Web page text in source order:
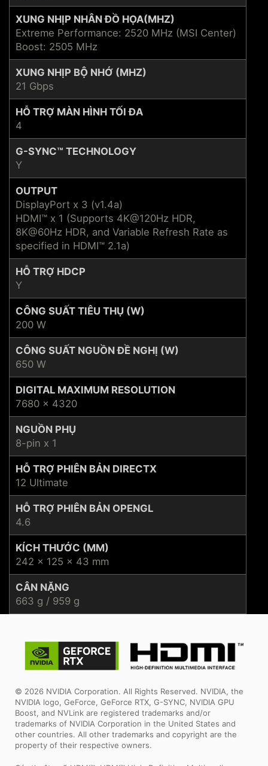
XUNG NHỊP NHÂN ĐỒ HỌA(MHZ)
Extreme Performance: 2520 MHz (MSI Center)
Boost: 2505 MHz
XUNG NHỊP BỘ NHỚ (MHZ)
21 Gbps
HỖ TRỢ MÀN HÌNH TỐI ĐA
4
G-SYNC™ TECHNOLOGY
Y
OUTPUT
DisplayPort x 3 (v1.4a)
HDMI™ x 1 (Supports 4K@120Hz HDR,
8K@60Hz HDR, and Variable Refresh Rate as
specified in HDMI™ 2.1a)
HỖ TRỢ HDCP
Y
CÔNG SUẤT TIÊU THỤ (W)
200 W
CÔNG SUẤT NGUỒN ĐỀ NGHỊ (W)
650 W
DIGITAL MAXIMUM RESOLUTION
7680 x 4320
NGUỒN PHỤ
8-pin x 1
HỖ TRỢ PHIÊN BẢN DIRECTX
12 Ultimate
HỖ TRỢ PHIÊN BẢN OPENGL
4.6
KÍCH THƯỚC (MM)
242 x 125 x 43 mm
CÂN NẶNG
663 g / 959 g
© 2026 NVIDIA Corporation. All Rights Reserved. NVIDIA, the
NVIDIA logo, GeForce, GeForce RTX, G-SYNC, NVIDIA GPU
Boost, and NVLink are registered trademarks and/or
trademarks of NVIDIA Corporation in the United States and
other countries. All other trademarks and copyright are the
property of their respective owners.